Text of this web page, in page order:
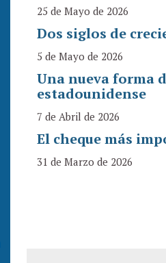
25 de Mayo de 2026
Dos siglos de
5 de Mayo de 2026
Una nueva forma
estadounidense
7 de Abril de 2026
El cheque más
31 de Marzo de 2026